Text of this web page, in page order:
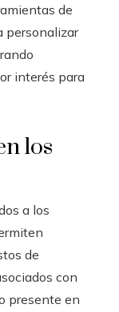
de
personalizar
interés para
los
a los
de
con
presente en